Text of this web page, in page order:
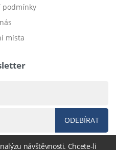
podmínky
místa
ODEBÍRAT
návštěvnosti. Chcete-li